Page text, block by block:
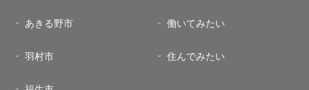
あきる野市
羽村市
働いてみたい
住んでみたい